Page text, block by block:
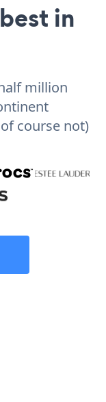
in
million
course not)